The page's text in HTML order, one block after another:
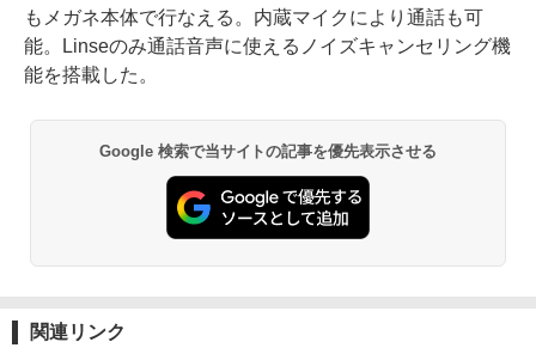
もメガネ本体で行なえる。内蔵マイクにより通話も可
能。Linseのみ通話音声に使えるノイズキャンセリング機
能を搭載した。
Google 検索で当サイトの記事を優先表示させる
関連リンク